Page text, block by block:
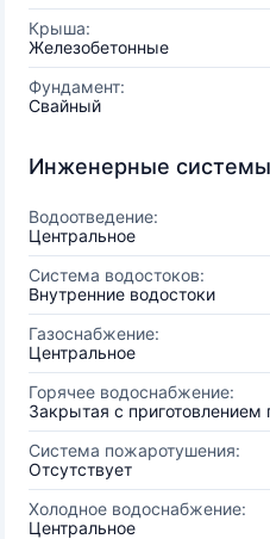
Крыша:
Железобетонные
Фундамент:
Свайный
Инженерные системы
Водоотведение:
Центральное
Система водостоков:
Внутренние водостоки
Газоснабжение:
Центральное
Горячее водоснабжение:
Закрытая с
Система пожаротушения:
Отсутствует
Холодное водоснабжение:
Центральное